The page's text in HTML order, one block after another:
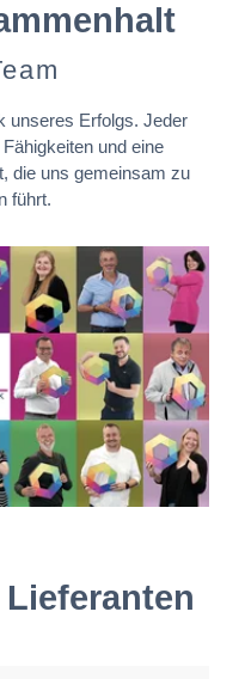
unseres Erfolgs. Jeder
und eine
die uns gemeinsam zu
führt.
Lieferanten